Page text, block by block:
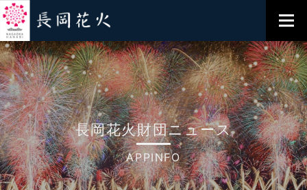
長岡花火財団ニュース
APPINFO